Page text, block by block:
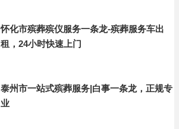
怀化市殡葬殡仪服务一条龙-殡葬服务车出
租，24小时快速上门
泰州市一站式殡葬服务|白事一条龙，正规专
业